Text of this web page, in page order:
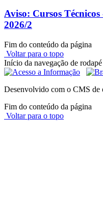
Aviso: Cursos
2026/2
Fim do conteúdo da página
Voltar para o topo
Início da navegação de rodapé
Desenvolvido com o CMS de
Fim do conteúdo da página
Voltar para o topo